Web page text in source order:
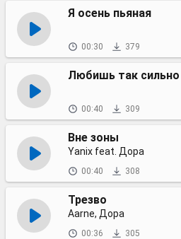
Я осень пьяная
00:30 379
Любишь так сильно
00:40 309
Вне зоны
Yanix feat. Дора
00:40 308
Трезво
Aarne, Дора
00:36 305